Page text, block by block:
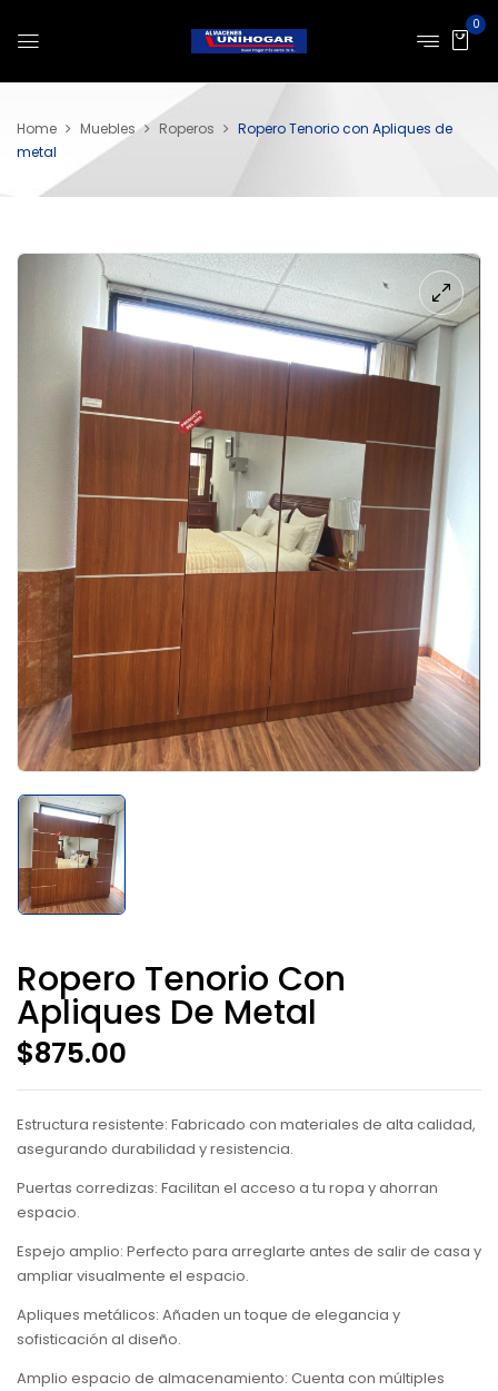
0
Home Muebles Roperos
Ropero Tenorio con Apliques de
metal
Ropero Tenorio Con
Apliques De Metal
$875.00
Estructura resistente: Fabricado con materiales de alta calidad,
asegurando durabilidad y resistencia.
Puertas corredizas: Facilitan el acceso a tu ropa y ahorran
espacio.
Espejo amplio: Perfecto para arreglarte antes de salir de casa y
ampliar visualmente el espacio.
Apliques metálicos: Añaden un toque de elegancia y
sofisticación al diseño.
Amplio espacio de almacenamiento: Cuenta con múltiples